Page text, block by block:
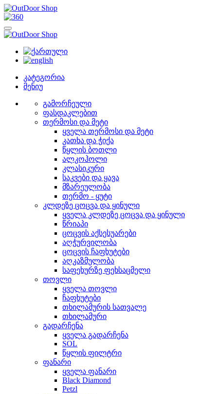
კატეგორია
მენიუ
გამორჩეული
ფასდაკლებით
თერმოსი და მეტი
ყველა თერმოსი და მეტი
კათხა და ჭიქა
წყლის ბოთლი
ალკოჰოლი
კლასიკური
საკვები და ყავა
მზარეულობა
თერმო - ყუტი
კლდეზე ცოცვა და ყინული
ყველა კლდეზე ცოცვა და ყინული
წრიაპი
ცოცვის აქსესუარები
აღჭურვილობა
ცოცვის ჩაფხუტები
აღკაზმულობა
საფეხურზე ფეხსაცმელი
თოვლი
ყველა თოვლი
ჩაფხუტები
თხილამურის სათვალე
თხილამური
გადარჩენა
ყველა გადარჩენა
SOL
წყლის ფილტრი
ფანარი
ყველა ფანარი
Black Diamond
Petzl